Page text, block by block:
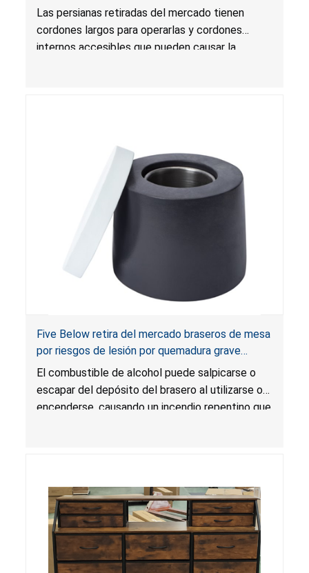
estrangulamiento y enredo, y riesgo de lesión
grave o muerte; infringen la regla federal para
cortinas; vendidas en Walmart.com
Las persianas retiradas del mercado tienen
cordones largos para operarlas y cordones
internos accesibles que pueden causar la
etiquetado para cortinas.
Five Below retira del mercado braseros de mesa
por riesgos de lesión por quemadura grave
causada por fogonazo e incendio
El combustible de alcohol puede salpicarse o
escapar del depósito del brasero al utilizarse o
encenderse, causando un incendio repentino que
incendio.